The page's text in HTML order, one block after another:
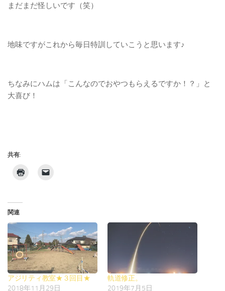
まだまだ怪しいです（笑）
地味ですがこれから毎日特訓していこうと思います♪
ちなみにハムは「こんなのでおやつもらえるですか！？」と
大喜び！
共有:
関連
アジリティ教室★３回目★
2018年11月29日
軌道修正。
2019年7月5日